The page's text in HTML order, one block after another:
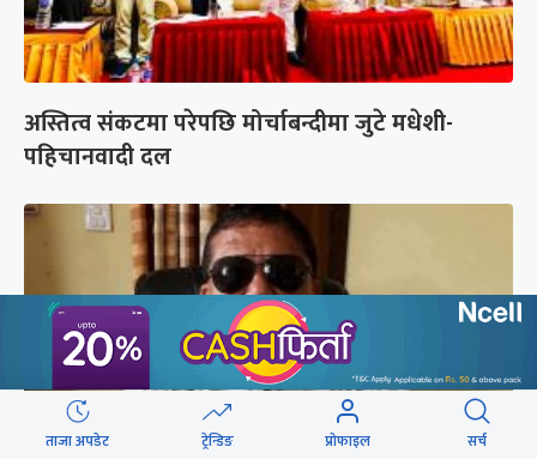
अस्तित्व संकटमा परेपछि मोर्चाबन्दीमा जुटे मधेशी-
पहिचानवादी दल
ताजा अपडेट ट्रेन्डिङ प्रोफाइल सर्च